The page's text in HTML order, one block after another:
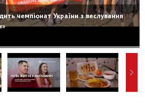
чемпіонат України з веслування